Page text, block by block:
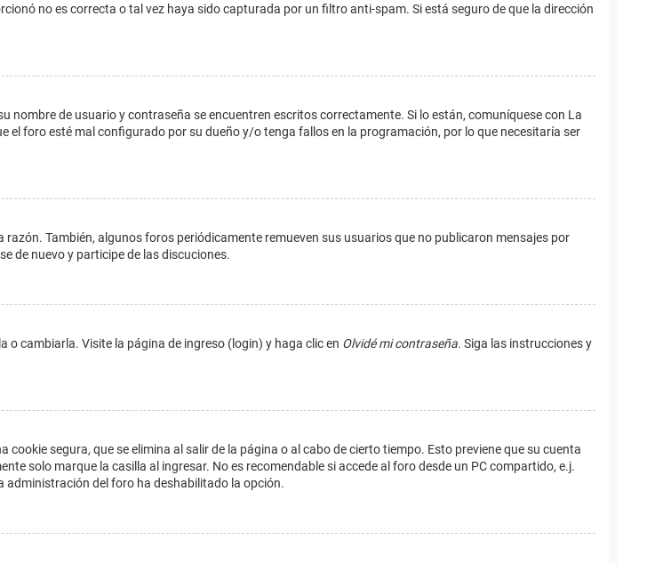
no es correcta o tal vez haya sido capturada por un filtro anti-spam. Si está seguro de que la dirección
nombre de usuario y contraseña se encuentren escritos correctamente. Si lo están, comuníquese con La
el foro esté mal configurado por su dueño y/o tenga fallos en la programación, por lo que necesitaría ser
También, algunos foros periódicamente remueven sus usuarios que no publicaron mensajes por
de nuevo y participe de las discuciones.
o cambiarla. Visite la página de ingreso (login) y haga clic en Olvidé mi contraseña. Siga las instrucciones y
segura, que se elimina al salir de la página o al cabo de cierto tiempo. Esto previene que su cuenta
solo marque la casilla al ingresar. No es recomendable si accede al foro desde un PC compartido, e.j.
administración del foro ha deshabilitado la opción.